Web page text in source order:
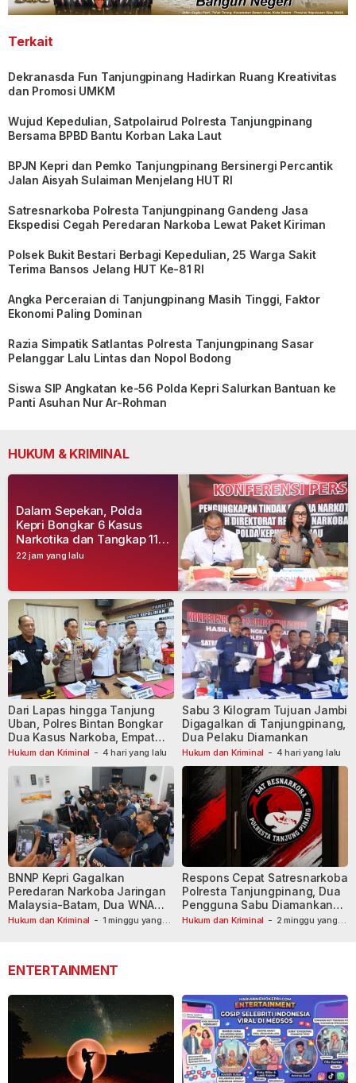
Terkait
Dekranasda Fun Tanjungpinang Hadirkan Ruang Kreativitas
dan Promosi UMKM
Wujud Kepedulian, Satpolairud Polresta Tanjungpinang
Bersama BPBD Bantu Korban Laka Laut
BPJN Kepri dan Pemko Tanjungpinang Bersinergi Percantik
Jalan Aisyah Sulaiman Menjelang HUT RI
Satresnarkoba Polresta Tanjungpinang Gandeng Jasa
Ekspedisi Cegah Peredaran Narkoba Lewat Paket Kiriman
Polsek Bukit Bestari Berbagi Kepedulian, 25 Warga Sakit
Terima Bansos Jelang HUT Ke-81 RI
Angka Perceraian di Tanjungpinang Masih Tinggi, Faktor
Ekonomi Paling Dominan
Razia Simpatik Satlantas Polresta Tanjungpinang Sasar
Pelanggar Lalu Lintas dan Nopol Bodong
Siswa SIP Angkatan ke-56 Polda Kepri Salurkan Bantuan ke
Panti Asuhan Nur Ar-Rohman
HUKUM & KRIMINAL
22 jam yang lalu
Dalam Sepekan, Polda
Kepri Bongkar 6 Kasus
Narkotika dan Tangkap 11
Tersangka
Hukum dan Kriminal - 4 hari yang lalu
Dari Lapas hingga Tanjung
Uban, Polres Bintan Bongkar
Dua Kasus Narkoba, Empat
Tersangka Dibekuk
Hukum dan Kriminal - 4 hari yang lalu
Sabu 3 Kilogram Tujuan Jambi
Digagalkan di Tanjungpinang,
Dua Pelaku Diamankan
Hukum dan Kriminal - 1 minggu yang
BNNP Kepri Gagalkan
Peredaran Narkoba Jaringan
Malaysia-Batam, Dua WNA
Masih Diburu
Hukum dan Kriminal - 2 minggu yang
Respons Cepat Satresnarkoba
Polresta Tanjungpinang, Dua
Pengguna Sabu Diamankan
Usai Dilaporkan ke Call Center
ENTERTAINMENT